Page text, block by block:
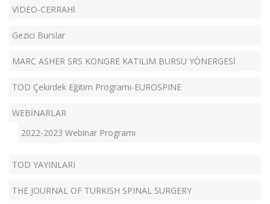
VİDEO-CERRAHİ
Gezici Burslar
MARC ASHER SRS KONGRE KATILIM BURSU YÖNERGESİ
TOD Çekirdek Eğitim Programı-EUROSPINE
WEBİNARLAR
2022-2023 Webinar Programı
TOD YAYINLARI
THE JOURNAL OF TURKISH SPINAL SURGERY